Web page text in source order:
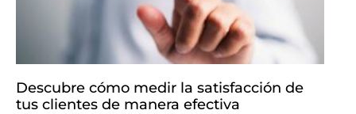
Descubre cómo medir la satisfacción de
tus clientes de manera efectiva